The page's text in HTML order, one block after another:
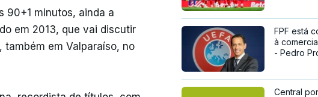
90+1 minutos, ainda a
em 2013, que vai discutir
em Valparaíso, no
FPF está
à
- Pedro
Central